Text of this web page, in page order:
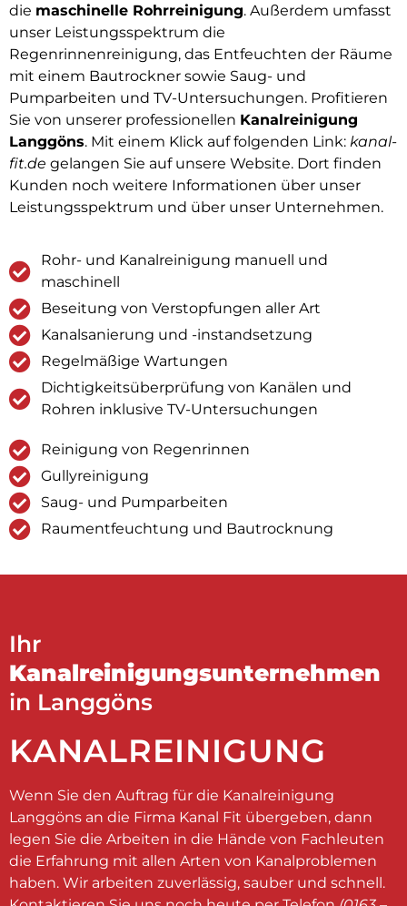
die maschinelle Rohrreinigung. Außerdem umfasst
unser Leistungsspektrum die
Regenrinnenreinigung, das Entfeuchten der Räume
mit einem Bautrockner sowie Saug- und
Pumparbeiten und TV-Untersuchungen. Profitieren
Sie von unserer professionellen Kanalreinigung
Langgöns. Mit einem Klick auf folgenden Link: kanal-
fit.de gelangen Sie auf unsere Website. Dort finden
Kunden noch weitere Informationen über unser
Leistungsspektrum und über unser Unternehmen.
Rohr- und Kanalreinigung manuell und
maschinell
Beseitung von Verstopfungen aller Art
Kanalsanierung und -instandsetzung
Regelmäßige Wartungen
Dichtigkeitsüberprüfung von Kanälen und
Rohren inklusive TV-Untersuchungen
Reinigung von Regenrinnen
Gullyreinigung
Saug- und Pumparbeiten
Raumentfeuchtung und Bautrocknung
Ihr
Kanalreinigungsunternehmen
in Langgöns
KANALREINIGUNG
Wenn Sie den Auftrag für die Kanalreinigung
Langgöns an die Firma Kanal Fit übergeben, dann
legen Sie die Arbeiten in die Hände von Fachleuten
die Erfahrung mit allen Arten von Kanalproblemen
haben. Wir arbeiten zuverlässig, sauber und schnell.